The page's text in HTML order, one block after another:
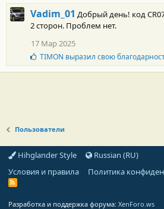
Vadim_01 Добрый день! код
2 сторон. Проблем нет.
17 Мар 2025
Б
л
а
н
т
и
TIMON выразил свою
Пользователи
Hihglander Style
Russian (RU)
Условия и правила
Политика
R
Разработка и поддержка форума: XenForo.ws